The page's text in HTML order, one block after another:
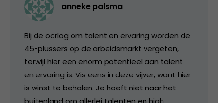
anneke palsma
Bij de oorlog om talent en ervaring worden de
45-plussers op de arbeidsmarkt vergeten,
terwijl hier een enorm potentieel aan talent
en ervaring is. Vis eens in deze vijver, want hier
is winst te behalen. Je hoeft niet naar het
buitenland om allerlei talenten en high